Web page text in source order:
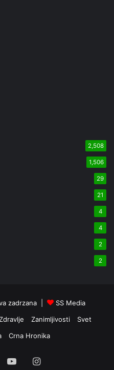
2,508
1,506
29
21
4
4
2
2
zadrzana |
SS Media
Zanimljivosti
Svet
Crna Hronika
YouTubeInstagram